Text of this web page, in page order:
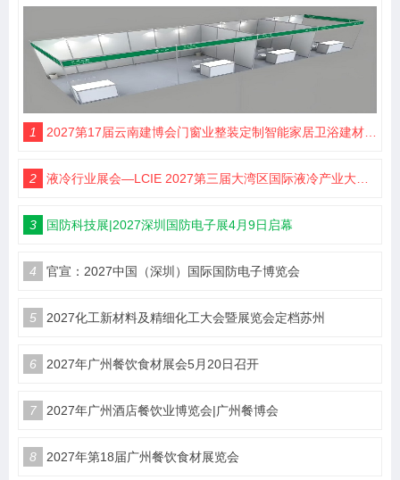
1 2027第17届云南建博会门窗业整装定制智能家居卫浴建材展会
2 液冷行业展会—LCIE 2027第三届大湾区国际液冷产业大会暨展览会（深圳）
3 国防科技展|2027深圳国防电子展4月9日启幕
4 官宣：2027中国（深圳）国际国防电子博览会
5 2027化工新材料及精细化工大会暨展览会定档苏州
6 2027年广州餐饮食材展会5月20日召开
7 2027年广州酒店餐饮业博览会|广州餐博会
8 2027年第18届广州餐饮食材展览会